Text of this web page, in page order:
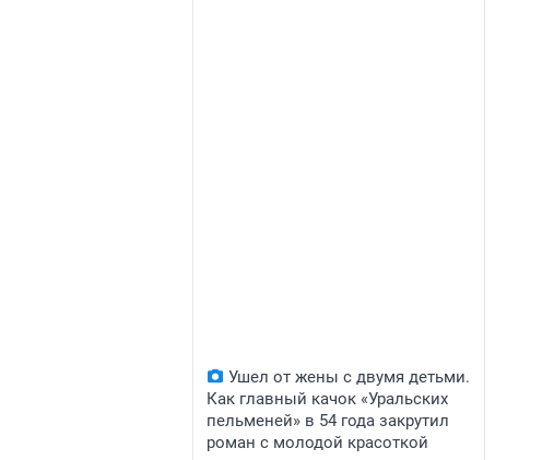
Ушел от жены с двумя детьми.
Как главный качок «Уральских
пельменей» в 54 года закрутил
роман с молодой красоткой